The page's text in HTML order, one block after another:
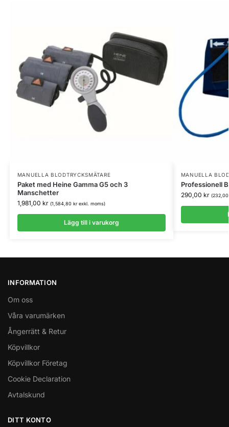
MANUELLA BLODTRYCKSMÄTARE
Paket med Heine Gamma G5 och 3
Manschetter
1,981,00 kr (1,584,80 krexkl. moms)
Lägg till i varukorg
MANUELLA
Professionell
290,00 kr (
INFORMATION
Om oss
Våra varumärken
Ångerrätt & Retur
Köpvillkor
Köpvillkor Företag
Cookie Declaration
Avtalskund
DITT KONTO